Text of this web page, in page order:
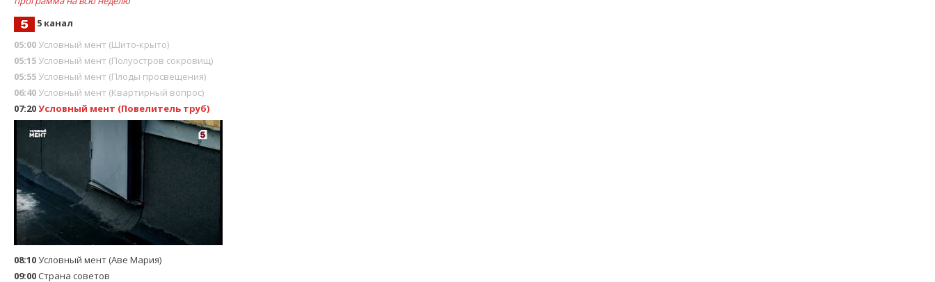
5 канал
05:00 Условный мент (Шито-крыто)
05:15 Условный мент (Полуостров сокровищ)
05:55 Условный мент (Плоды просвещения)
06:40 Условный мент (Квартирный вопрос)
07:20Условный мент (Повелитель труб)
08:10Условный мент (Аве Мария)
09:00Страна советов